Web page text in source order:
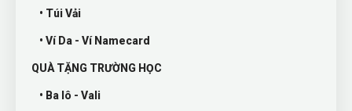
• Túi Vải
• Ví Da - Ví Namecard
QUÀ TẶNG TRƯỜNG HỌC
• Ba lô - Vali